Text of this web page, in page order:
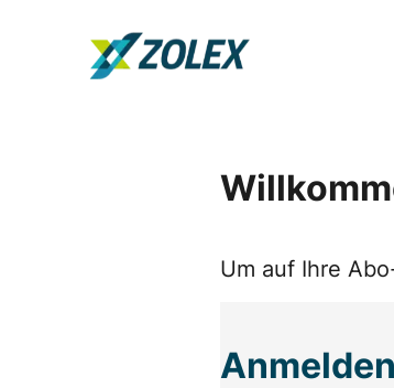
Go to landing page.
Um auf Ihre
Anmelden